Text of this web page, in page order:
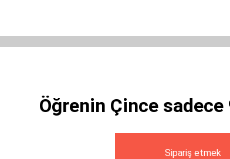
Öğrenin Çince
Sipariş etmek